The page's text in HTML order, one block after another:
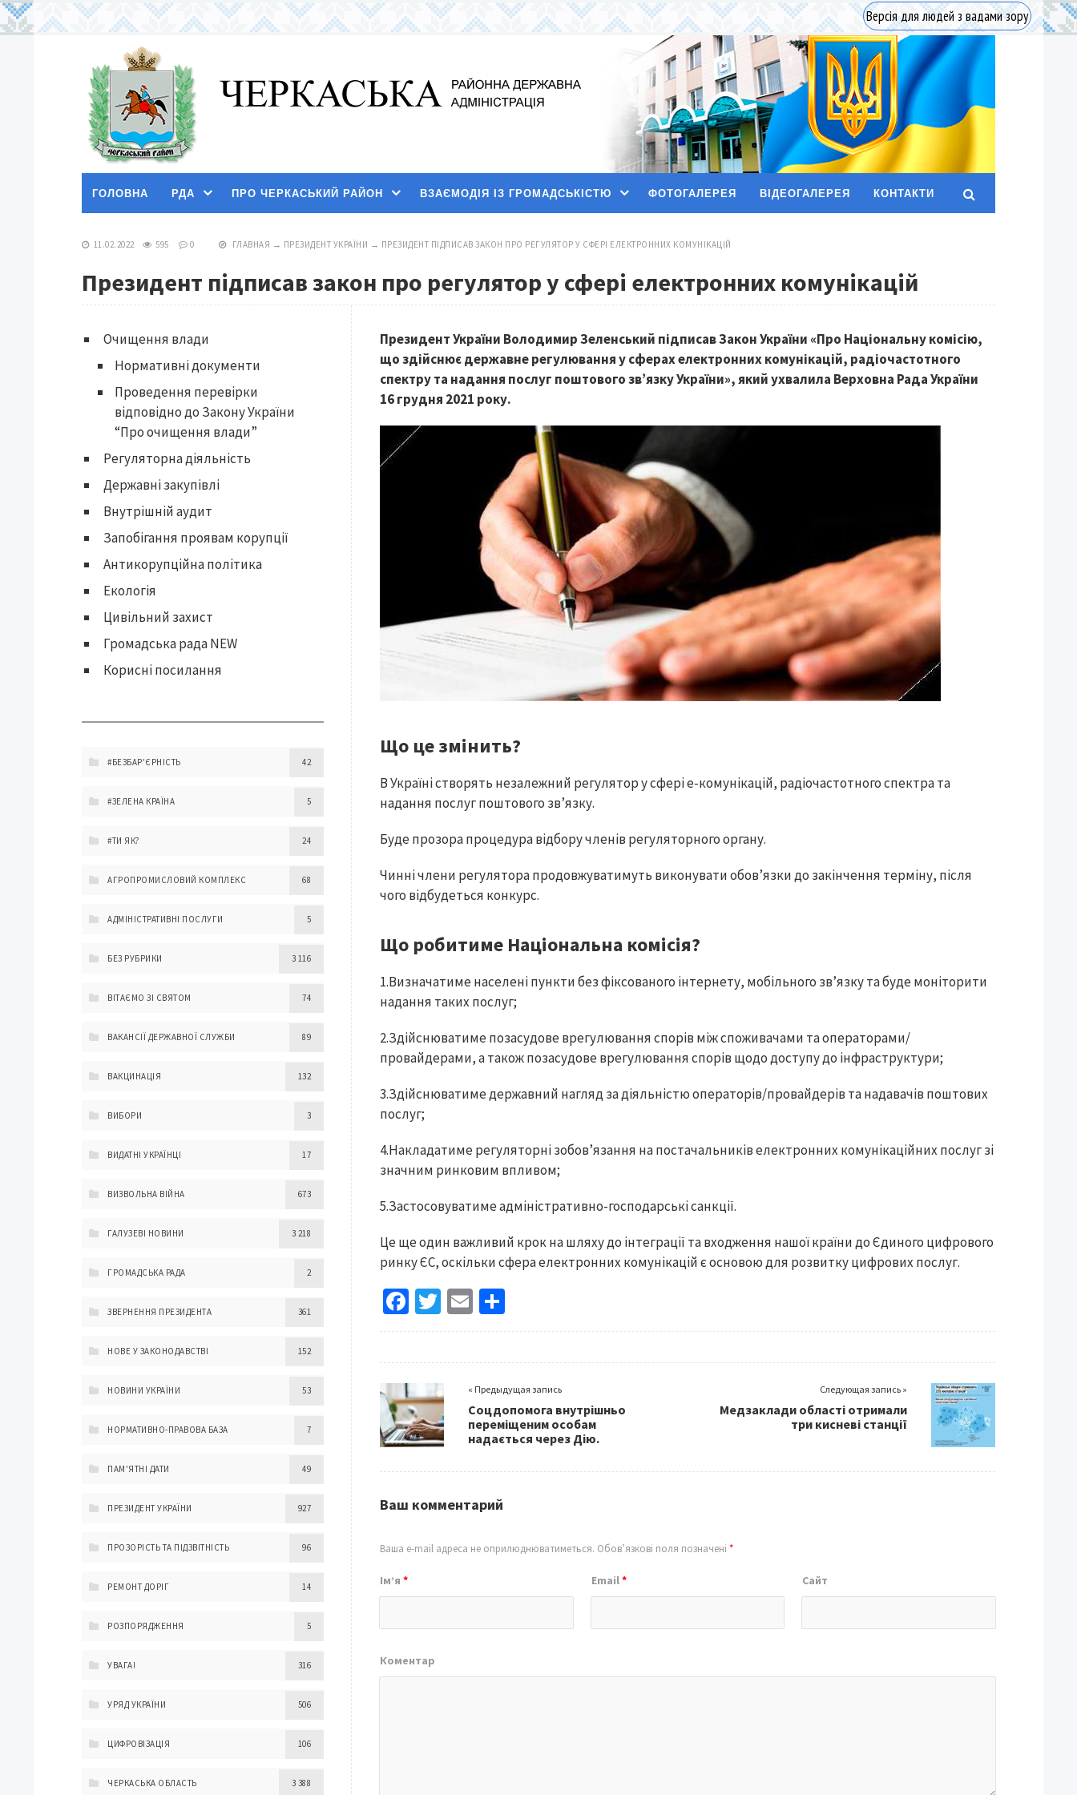
Версія для людей з вадами зору
ГОЛОВНА РДА ПРО ЧЕРКАСЬКИЙ РАЙОН ВЗАЄМОДІЯ ІЗ ГРОМАДСЬКІСТЮ ФОТОГАЛЕРЕЯ ВІДЕОГАЛЕРЕЯ КОНТАКТИ
11.02.2022 595 0 ГЛАВНАЯ → ПРЕЗИДЕНТ УКРАЇНИ → ПРЕЗИДЕНТ ПІДПИСАВ ЗАКОН ПРО РЕГУЛЯТОР У СФЕРІ ЕЛЕКТРОННИХ КОМУНІКАЦІЙ
Президент підписав закон про регулятор у сфері електронних комунікацій
Президент України Володимир Зеленський підписав Закон України «Про Національну комісію,
що здійснює державне регулювання у сферах електронних комунікацій, радіочастотного
спектру та надання послуг поштового зв’язку України», який ухвалила Верховна Рада України
16 грудня 2021 року.
Що це змінить?
В Україні створять незалежний регулятор у сфері е-комунікацій, радіочастотного спектра та
надання послуг поштового зв’язку.
Буде прозора процедура відбору членів регуляторного органу.
Чинні члени регулятора продовжуватимуть виконувати обов’язки до закінчення терміну, після
чого відбудеться конкурс.
Що робитиме Національна комісія?
1.Визначатиме населені пункти без фіксованого інтернету, мобільного зв’язку та буде моніторити
надання таких послуг;
2.Здійснюватиме позасудове врегулювання спорів між споживачами та операторами/
провайдерами, а також позасудове врегулювання спорів щодо доступу до інфраструктури;
3.Здійснюватиме державний нагляд за діяльністю операторів/провайдерів та надавачів поштових
послуг;
4.Накладатиме регуляторні зобов’язання на постачальників електронних комунікаційних послуг зі
значним ринковим впливом;
5.Застосовуватиме адміністративно-господарські санкції.
Це ще один важливий крок на шляху до інтеграції та входження нашої країни до Єдиного цифрового
ринку ЄС, оскільки сфера електронних комунікацій є основою для розвитку цифрових послуг.
Fa
ce
o
o
k
T
wi
E
m
l
h
« Предыдущая запись
Соцдопомога внутрішньо
переміщеним особам
надається через Дію.
Следующая запись »
Медзаклади області отримали
три кисневі станції
Ваш комментарий
Ваша e-mail адреса не оприлюднюватиметься. Обов’язкові поля позначені*
Ім’я* Email* Сайт
Коментар
Очищення влади
Нормативні документи
Проведення перевірки
відповідно до Закону України
“Про очищення влади”
Регуляторна діяльність
Державні закупівлі
Внутрішній аудит
Запобігання проявам корупції
Антикорупційна політика
Екологія
Цивільний захист
Громадська рада NEW
Корисні посилання
#БЕЗБАР'ЄРНІСТЬ 42
#ЗЕЛЕНА КРАЇНА 5
#ТИ ЯК? 24
АГРОПРОМИСЛОВИЙ КОМПЛЕКС 68
АДМІНІСТРАТИВНІ ПОСЛУГИ 5
БЕЗ РУБРИКИ 3 116
ВІТАЄМО ЗІ СВЯТОМ 74
ВАКАНСІЇ ДЕРЖАВНОЇ СЛУЖБИ 89
ВАКЦИНАЦІЯ 132
ВИБОРИ 3
ВИДАТНІ УКРАЇНЦІ 17
ВИЗВОЛЬНА ВІЙНА 673
ГАЛУЗЕВІ НОВИНИ 3 218
ГРОМАДСЬКА РАДА 2
ЗВЕРНЕННЯ ПРЕЗИДЕНТА 361
НОВЕ У ЗАКОНОДАВСТВІ 152
НОВИНИ УКРАЇНИ 53
НОРМАТИВНО-ПРАВОВА БАЗА 7
ПАМ'ЯТНІ ДАТИ 49
ПРЕЗИДЕНТ УКРАЇНИ 927
ПРОЗОРІСТЬ ТА ПІДЗВІТНІСТЬ 96
РЕМОНТ ДОРІГ 14
РОЗПОРЯДЖЕННЯ 5
УВАГА! 316
УРЯД УКРАЇНИ 506
ЦИФРОВІЗАЦІЯ 106
ЧЕРКАСЬКА ОБЛАСТЬ 3 388